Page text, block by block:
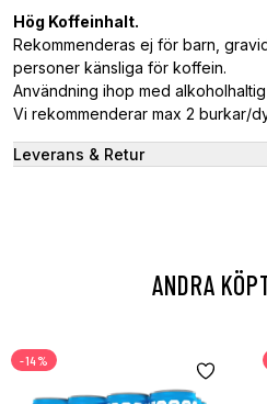
Hög Koffeinhalt.
Rekommenderas ej för barn,
personer känsliga för koffein.
Användning ihop med
Vi rekommenderar max 2 burkar/
Leverans & Retur
ANDRA
-14%